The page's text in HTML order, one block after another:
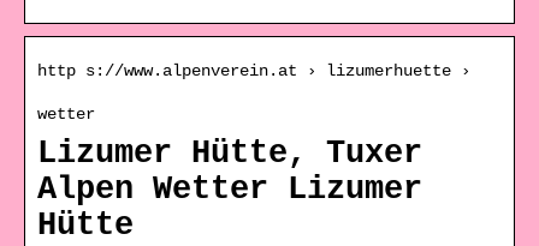
http s://www.alpenverein.at › lizumerhuette ›
wetter
Lizumer Hütte, Tuxer
Alpen Wetter Lizumer
Hütte